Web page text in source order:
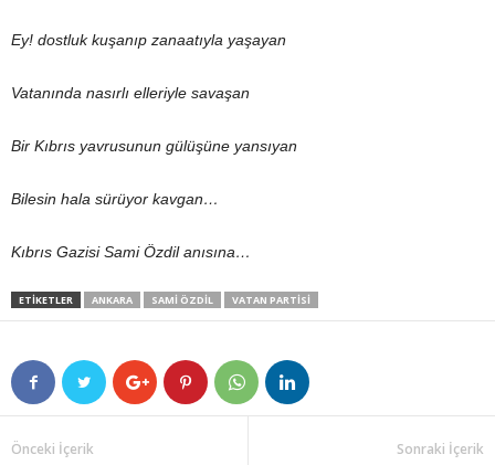
Ey! dostluk kuşanıp zanaatıyla yaşayan
Vatanında nasırlı elleriyle savaşan
Bir Kıbrıs yavrusunun gülüşüne yansıyan
Bilesin hala sürüyor kavgan…
Kıbrıs Gazisi Sami Özdil anısına…
ETIKETLER ANKARA SAMI ÖZDIL VATAN PARTİSİ
Önceki İçerik Sonraki İçerik